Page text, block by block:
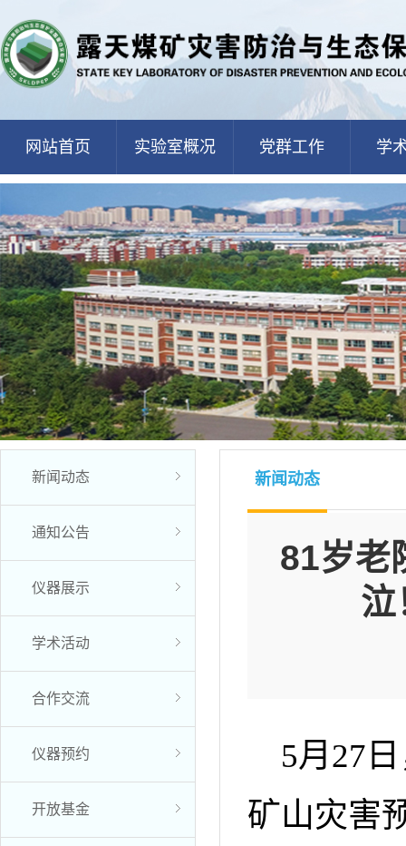
网站首页 实验室概况 党群工作 学
新闻动态
通知公告
仪器展示
学术活动
合作交流
仪器预约
开放基金
新闻动态
81岁老
5月27
矿山灾害